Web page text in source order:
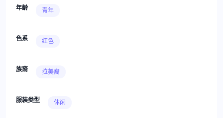
年龄 青年
色系 红色
族裔 拉美裔
服装类型 休闲